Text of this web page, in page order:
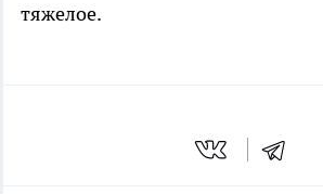
тяжелое.